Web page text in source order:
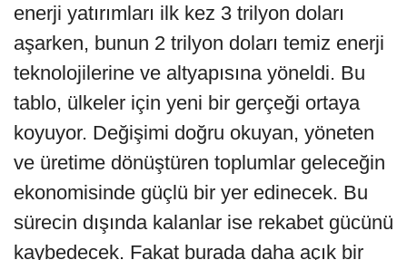
enerji yatırımları ilk kez 3 trilyon doları
aşarken, bunun 2 trilyon doları temiz enerji
teknolojilerine ve altyapısına yöneldi. Bu
tablo, ülkeler için yeni bir gerçeği ortaya
koyuyor. Değişimi doğru okuyan, yöneten
ve üretime dönüştüren toplumlar geleceğin
ekonomisinde güçlü bir yer edinecek. Bu
sürecin dışında kalanlar ise rekabet gücünü
kaybedecek. Fakat burada daha açık bir